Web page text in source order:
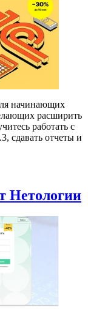
начинающих
расширить
работать с
сдавать отчеты и
Нетологии